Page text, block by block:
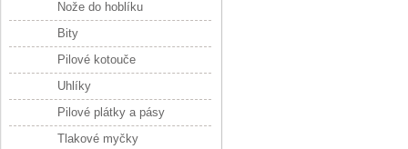
Nože do hoblíku
Bity
Pilové kotouče
Uhlíky
Pilové plátky a pásy
Tlakové myčky